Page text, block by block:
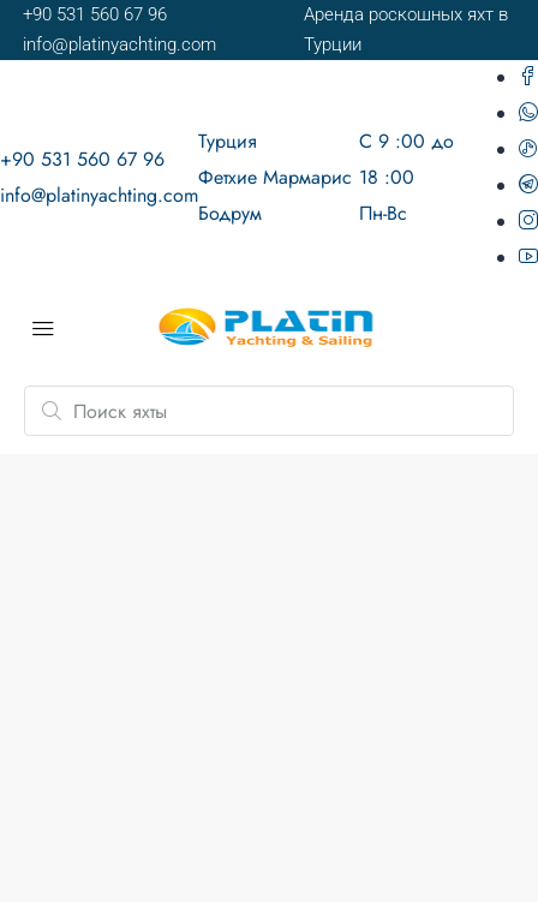
+90 531 560 67 96
info@platinyachting.com
Аренда роскошных яхт в
Турции
+90 531 560 67 96
info@platinyachting.com
Турция
Фетхие Мармарис
Бодрум
С 9 :00 до
18 :00
Пн-Вс